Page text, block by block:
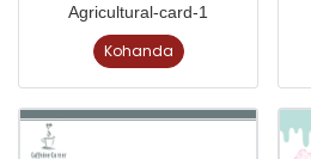
Agricultural-card-1
Kohanda